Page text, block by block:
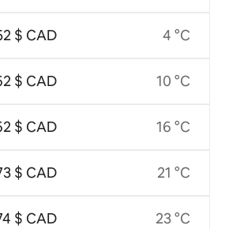
$ CAD
$ CAD
$ CAD
$ CAD
$ CAD
4 °C
10 °C
16 °C
21 °C
23 °C